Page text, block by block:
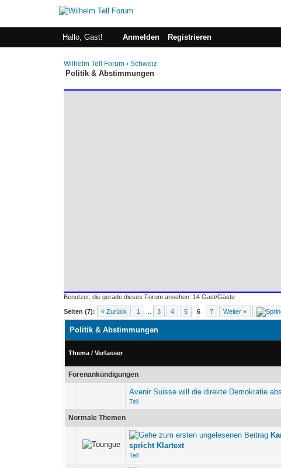
Hallo, Gast! Anmelden Registrieren
Wilhelm Tell Forum ›Schweiz
Politik & Abstimmungen
Benutzer, die gerade dieses Forum ansehen: 14 Gast/Gäste
Seiten (7): « Zurück 1 3 4 5 6 7 Weiter »
Politik & Abstimmungen
Thema /Verfasser
Forenankündigungen
Avenir Suisse will die direkte Demokratie
Tell
Normale Themen
spricht Klartext
Tell